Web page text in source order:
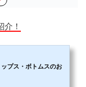
！
プス・ボトムスのお